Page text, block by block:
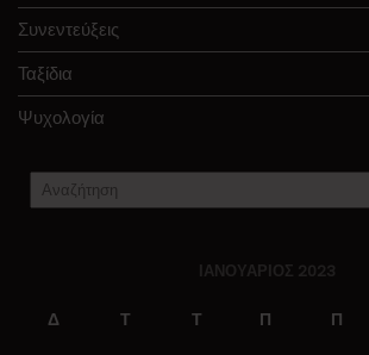
Συνεντεύξεις
Ταξίδια
Ψυχολογία
ΙΑΝΟΥΆΡΙΟΣ 2023
Δ Τ Τ Π Π